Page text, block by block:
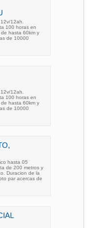
12ah.
100 horas en
hasta 60km y
de 10000
12ah.
100 horas en
hasta 60km y
de 10000
hasta 05
de 200 metros y
Duracion de la
par acercas de